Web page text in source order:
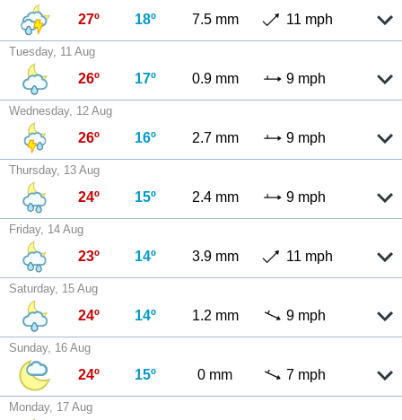
27º 18º 7.5 mm 11 mph
Tuesday, 11 Aug
26º 17º 0.9 mm 9 mph
Wednesday, 12 Aug
26º 16º 2.7 mm 9 mph
Thursday, 13 Aug
24º 15º 2.4 mm 9 mph
Friday, 14 Aug
23º 14º 3.9 mm 11 mph
Saturday, 15 Aug
24º 14º 1.2 mm 9 mph
Sunday, 16 Aug
24º 15º 0 mm 7 mph
Monday, 17 Aug